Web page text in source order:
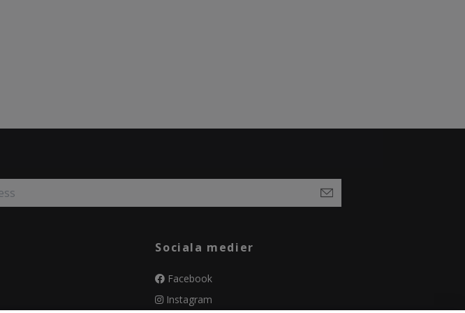
Sociala medier
Facebook
Instagram